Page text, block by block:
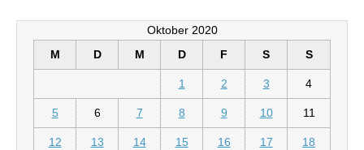
Oktober 2020
M
D M D F S S
1 2 3 4
5 6 7 8 9 10 11
12 13 14 15 16 17 18